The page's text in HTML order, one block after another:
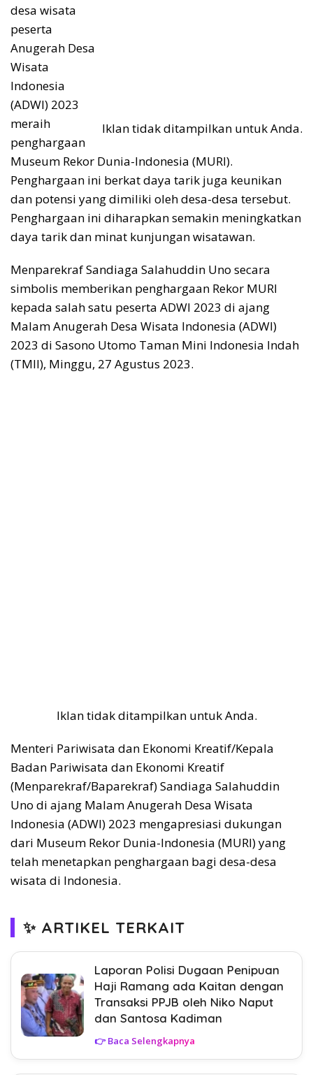
Iklan tidak ditampilkan untuk Anda.
desa wisata
peserta
Anugerah Desa
Wisata
Indonesia
(ADWI) 2023
meraih
penghargaan
Museum Rekor Dunia-Indonesia (MURI).
Penghargaan ini berkat daya tarik juga keunikan
dan potensi yang dimiliki oleh desa-desa tersebut.
Penghargaan ini diharapkan semakin meningkatkan
daya tarik dan minat kunjungan wisatawan.
Menparekraf Sandiaga Salahuddin Uno secara
simbolis memberikan penghargaan Rekor MURI
kepada salah satu peserta ADWI 2023 di ajang
Malam Anugerah Desa Wisata Indonesia (ADWI)
2023 di Sasono Utomo Taman Mini Indonesia Indah
(TMII), Minggu, 27 Agustus 2023.
Iklan tidak ditampilkan untuk Anda.
Menteri Pariwisata dan Ekonomi Kreatif/Kepala
Badan Pariwisata dan Ekonomi Kreatif
(Menparekraf/Baparekraf) Sandiaga Salahuddin
Uno di ajang Malam Anugerah Desa Wisata
Indonesia (ADWI) 2023 mengapresiasi dukungan
dari Museum Rekor Dunia-Indonesia (MURI) yang
telah menetapkan penghargaan bagi desa-desa
wisata di Indonesia.
✨ ARTIKEL TERKAIT
Laporan Polisi Dugaan Penipuan
Haji Ramang ada Kaitan dengan
Transaksi PPJB oleh Niko Naput
dan Santosa Kadiman
👉 Baca Selengkapnya